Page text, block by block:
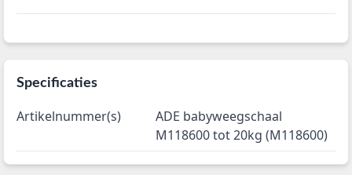
Specificaties
Artikelnummer(s)
ADE babyweegschaal
M118600 tot 20kg (M118600)